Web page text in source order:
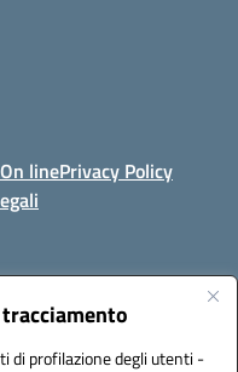
di profilazione degli utenti -
linePrivacy Policy